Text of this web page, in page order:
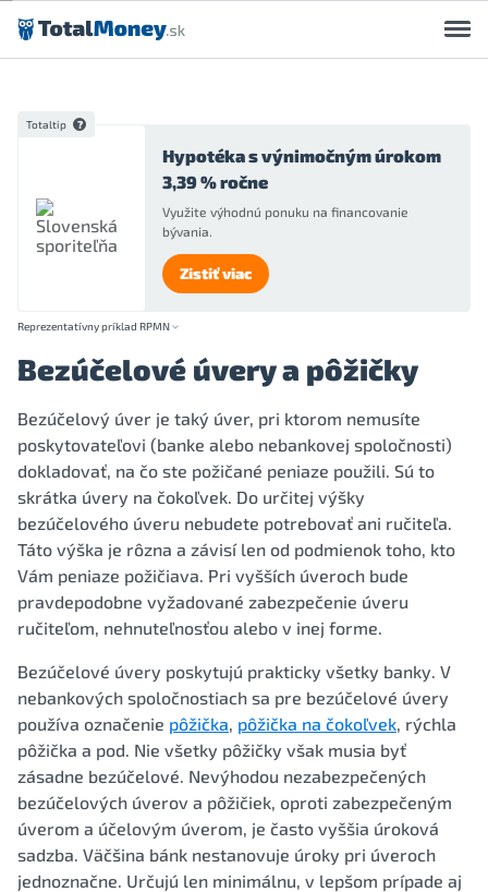
Preskočiť na obsah
Totaltip
Hypotéka s výnimočným úrokom
3,39 % ročne
Využite výhodnú ponuku na financovanie
bývania.
Zistiť viac
Reprezentatívny príklad RPMN
Bezúčelové úvery a pôžičky
Bezúčelový úver je taký úver, pri ktorom nemusíte
poskytovateľovi (banke alebo nebankovej spoločnosti)
dokladovať, na čo ste požičané peniaze použili. Sú to
skrátka úvery na čokoľvek. Do určitej výšky
bezúčelového úveru nebudete potrebovať ani ručiteľa.
Táto výška je rôzna a závisí len od podmienok toho, kto
Vám peniaze požičiava. Pri vyšších úveroch bude
pravdepodobne vyžadované zabezpečenie úveru
ručiteľom, nehnuteľnosťou alebo v inej forme.
Bezúčelové úvery poskytujú prakticky všetky banky. V
nebankových spoločnostiach sa pre bezúčelové úvery
používa označenie pôžička, pôžička na čokoľvek, rýchla
pôžička a pod. Nie všetky pôžičky však musia byť
zásadne bezúčelové. Nevýhodou nezabezpečených
bezúčelových úverov a pôžičiek, oproti zabezpečeným
úverom a účelovým úverom, je často vyššia úroková
sadzba. Väčšina bánk nestanovuje úroky pri úveroch
jednoznačne. Určujú len minimálnu, v lepšom prípade aj